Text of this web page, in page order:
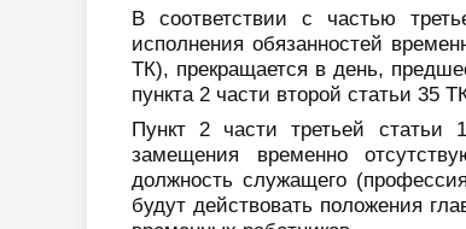
В соответствии с частью
исполнения обязанностей
ТК), прекращается в день,
пункта 2 части второй статьи 35
Пункт 2 части третьей
замещения временно
должность служащего
будут действовать положения